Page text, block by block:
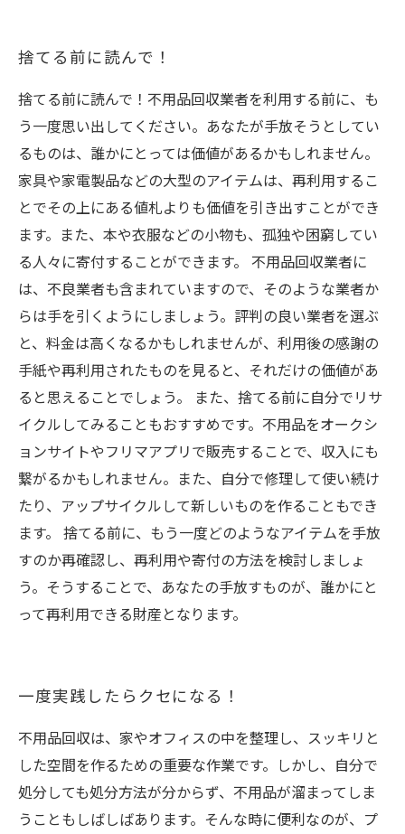
捨てる前に読んで！
捨てる前に読んで！不用品回収業者を利用する前に、も
う一度思い出してください。あなたが手放そうとしてい
るものは、誰かにとっては価値があるかもしれません。
家具や家電製品などの大型のアイテムは、再利用するこ
とでその上にある値札よりも価値を引き出すことができ
ます。また、本や衣服などの小物も、孤独や困窮してい
る人々に寄付することができます。 不用品回収業者に
は、不良業者も含まれていますので、そのような業者か
らは手を引くようにしましょう。評判の良い業者を選ぶ
と、料金は高くなるかもしれませんが、利用後の感謝の
手紙や再利用されたものを見ると、それだけの価値があ
ると思えることでしょう。 また、捨てる前に自分でリサ
イクルしてみることもおすすめです。不用品をオークシ
ョンサイトやフリマアプリで販売することで、収入にも
繋がるかもしれません。また、自分で修理して使い続け
たり、アップサイクルして新しいものを作ることもでき
ます。 捨てる前に、もう一度どのようなアイテムを手放
すのか再確認し、再利用や寄付の方法を検討しましょ
う。そうすることで、あなたの手放すものが、誰かにと
って再利用できる財産となります。
一度実践したらクセになる！
不用品回収は、家やオフィスの中を整理し、スッキリと
した空間を作るための重要な作業です。しかし、自分で
処分しても処分方法が分からず、不用品が溜まってしま
うこともしばしばあります。そんな時に便利なのが、プ